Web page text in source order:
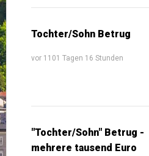
Tochter/Sohn Betrug
vor 1101 Tagen 16 Stunden
"Tochter/Sohn" Betrug -
mehrere tausend Euro